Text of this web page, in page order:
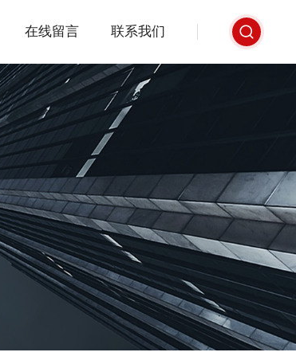
在线留言 联系我们